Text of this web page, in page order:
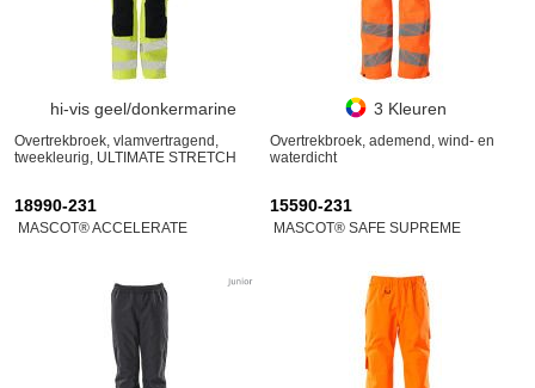
hi-vis geel/donkermarine
Overtrekbroek, vlamvertragend,
tweekleurig, ULTIMATE STRETCH
3 Kleuren
Overtrekbroek, ademend, wind- en
waterdicht
18990-231
MASCOT® ACCELERATE
15590-231
MASCOT® SAFE SUPREME